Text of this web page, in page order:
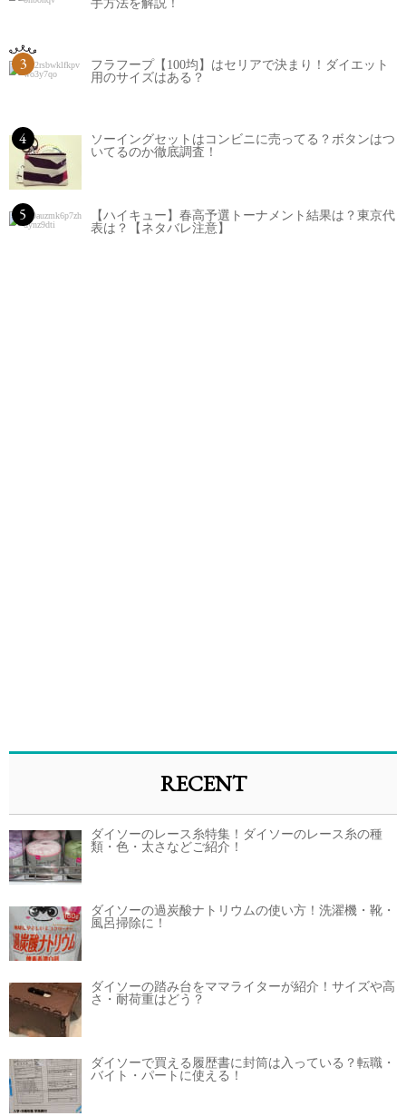
手方法を解説！
3
フラフープ【100均】はセリアで決まり！ダイエット
用のサイズはある？
4
ソーイングセットはコンビニに売ってる？ボタンはつ
いてるのか徹底調査！
5
【ハイキュー】春高予選トーナメント結果は？東京代
表は？【ネタバレ注意】
RECENT
ダイソーのレース糸特集！ダイソーのレース糸の種
類・色・太さなどご紹介！
ダイソーの過炭酸ナトリウムの使い方！洗濯機・靴・
風呂掃除に！
ダイソーの踏み台をママライターが紹介！サイズや高
さ・耐荷重はどう？
ダイソーで買える履歴書に封筒は入っている？転職・
バイト・パートに使える！